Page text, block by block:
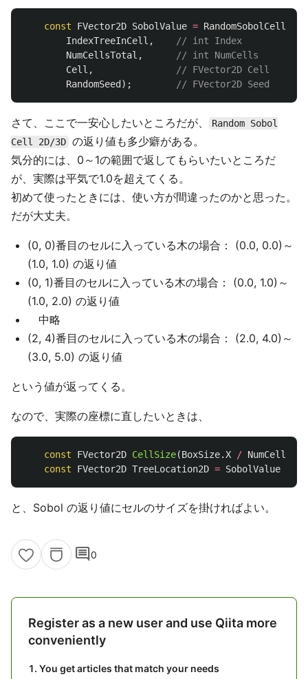
const FVector2D SobolValue = RandomSobolCell2D
IndexTreeInCell ,
// int Index
NumCellsTotal ,
// int NumCells
Cell ,
// FVector2D Cell
RandomSeed ); // FVector2D Seed
さて、ここで一安心したいところだが、
Random Sobol
Cell 2D/3D の返り値も多少癖がある。
気分的には、0～1の範囲で返してもらいたいところだ
が、実際は平気で1.0を超えてくる。
初めて使ったときには、使い方が間違ったのかと思った。
だが大丈夫。
(0, 0)番目のセルに入っている木の場合： (0.0, 0.0)～
(1.0, 1.0) の返り値
(0, 1)番目のセルに入っている木の場合： (0.0, 1.0)～
(1.0, 2.0) の返り値
中略
(2, 4)番目のセルに入っている木の場合： (2.0, 4.0)～
(3.0, 5.0) の返り値
という値が返ってくる。
なので、実際の座標に直したいときは、
const FVector2D CellSize(BoxSize.X / NumCellsX
const
FVector2D TreeLocation2D = SobolValue
と、Sobol の返り値にセルのサイズを掛ければよい。
comment0
Register as a new user and use Qiita more
conveniently
You get articles that match your needs